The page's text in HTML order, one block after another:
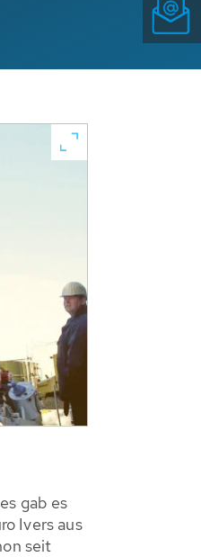
gab es
Ivers aus
seit